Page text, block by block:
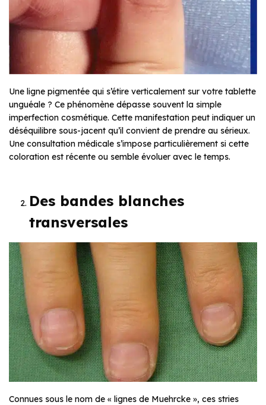
Une ligne pigmentée qui s’étire verticalement sur votre tablette
unguéale ? Ce phénomène dépasse souvent la simple
imperfection cosmétique. Cette manifestation peut indiquer un
déséquilibre sous-jacent qu’il convient de prendre au sérieux.
Une consultation médicale s’impose particulièrement si cette
coloration est récente ou semble évoluer avec le temps.
Des bandes blanches
transversales
Connues sous le nom de « lignes de Muehrcke », ces stries